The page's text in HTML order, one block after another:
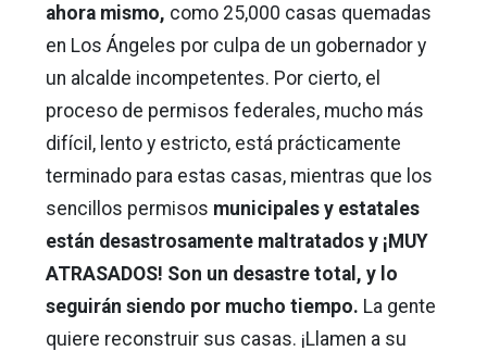
ahora mismo, como 25,000 casas quemadas
en Los Ángeles por culpa de un gobernador y
un alcalde incompetentes. Por cierto, el
proceso de permisos federales, mucho más
difícil, lento y estricto, está prácticamente
terminado para estas casas, mientras que los
sencillos permisos municipales y estatales
están desastrosamente maltratados y ¡MUY
ATRASADOS! Son un desastre total, y lo
seguirán siendo por mucho tiempo. La gente
quiere reconstruir sus casas. ¡Llamen a su